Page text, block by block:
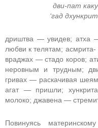
дви-пат
‘гад
дриштва — увидев; атха
любви к телятам;
враджах — стадо коров;
неровным и трудным;
гривах — раскачивая
агат — пришли;
молоко; джавена —
Повинуясь